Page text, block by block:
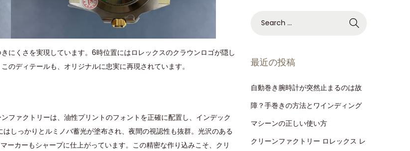
にくさを実現しています。6時位置にはロレックスのクラウンロゴが隠し
のディテールも、オリジナルに忠実に再現されています。
ファクトリーは、油性プリントのフォントを正確に配置し、インデック
しっかりとルミノバ蓄光が塗布され、夜間の視認性も抜群。光沢のある
ーカーもシャープに仕上がっています。この精密な作り込みこそ、クリ
最近の投稿
自動巻き腕時計が突然止まるのは故
障？手巻きの方法とワインディング
マシーンの正しい使い方
クリーンファクトリー ロレックス レ